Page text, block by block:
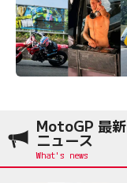
MotoGP 最新
ニュース